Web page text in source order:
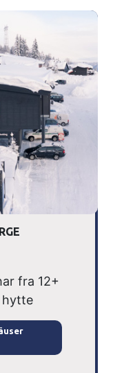
fra 12+
hytte